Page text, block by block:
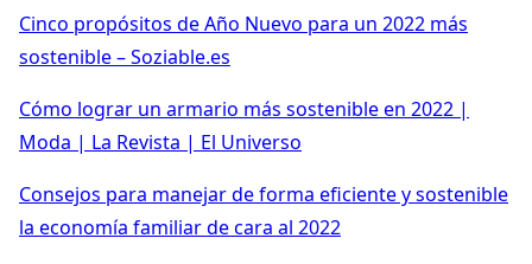
Cinco propósitos de Año Nuevo para un 2022 más
sostenible – Soziable.es
Cómo lograr un armario más sostenible en 2022 |
Moda | La Revista | El Universo
Consejos para manejar de forma eficiente y sostenible
la economía familiar de cara al 2022